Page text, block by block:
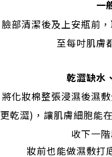
一
臉部清潔後及上安瓶前
至每吋肌膚
乾澀缺水
將化妝棉整張浸濕後濕
更乾澀)，讓肌膚細胞能
收下一
妝前也能做濕敷打